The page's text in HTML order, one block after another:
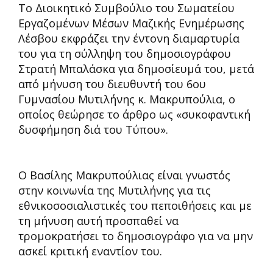
Tο Διοικητικό Συμβούλιο του Σωματείου
Εργαζομένων Μέσων Μαζικής Ενημέρωσης
Λέσβου εκφράζει την έντονη διαμαρτυρία
του για τη σύλληψη του δημοσιογράφου
Στρατή Μπαλάσκα για δημοσίευμά του, μετά
από μήνυση του διευθυντή του 6ου
Γυμνασίου Μυτιλήνης κ. Μακρυπούλια, ο
οποίος θεώρησε το άρθρο ως «συκοφαντική
δυσφήμηση διά του Τύπου».
Ο Βασίλης Μακρυπούλιας είναι γνωστός
στην κοινωνία της Μυτιλήνης για τις
εθνικοσοσιαλιστικές του πεποιθήσεις και με
τη μήνυση αυτή προσπαθεί να
τρομοκρατήσει το δημοσιογράφο για να μην
ασκεί κριτική εναντίον του.